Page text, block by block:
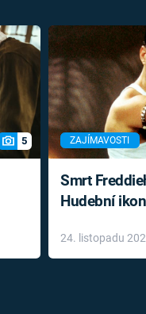
5 ZAJÍMAVOSTI
Smrt
Hudební
léky
24. listopadu